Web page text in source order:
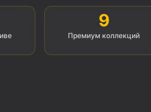
9
Премиум коллекций